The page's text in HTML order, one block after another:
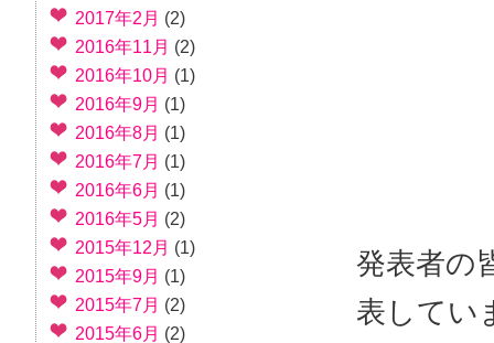
発表者の
表してい
2017年2月 (2)
2016年11月 (2)
2016年10月 (1)
2016年9月 (1)
2016年8月 (1)
2016年7月 (1)
2016年6月 (1)
2016年5月 (2)
2015年12月 (1)
2015年9月 (1)
2015年7月 (2)
2015年6月 (2)